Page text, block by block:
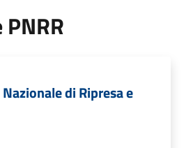
di Ripresa e